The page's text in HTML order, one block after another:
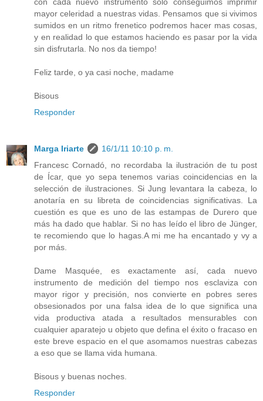
mayor celeridad a nuestras vidas. Pensamos que si vivimos
sumidos en un ritmo frenetico podremos hacer mas cosas,
y en realidad lo que estamos haciendo es pasar por la vida
sin disfrutarla. No nos da tiempo!
Feliz tarde, o ya casi noche, madame
Bisous
Responder
Marga Iriarte
16/1/11 10:10 p. m.
Francesc Cornadó, no recordaba la ilustración de tu post
de Ícar, que yo sepa tenemos varias coincidencias en la
selección de ilustraciones. Si Jung levantara la cabeza, lo
anotaría en su libreta de coincidencias significativas. La
cuestión es que es uno de las estampas de Durero que
más ha dado que hablar. Si no has leído el libro de Jünger,
te recomiendo que lo hagas.A mi me ha encantado y vy a
por más.
Dame Masquée, es exactamente así, cada nuevo
instrumento de medición del tiempo nos esclaviza con
mayor rigor y precisión, nos convierte en pobres seres
obsesionados por una falsa idea de lo que significa una
vida productiva atada a resultados mensurables con
cualquier aparatejo u objeto que defina el éxito o fracaso en
este breve espacio en el que asomamos nuestras cabezas
a eso que se llama vida humana.
Bisous y buenas noches.
Responder